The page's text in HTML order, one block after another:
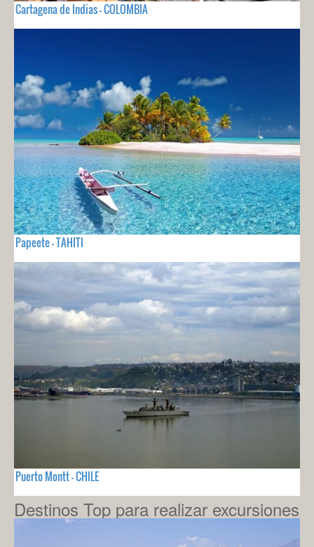
Cartagena de Indias - COLOMBIA
Papeete - TAHITI
Puerto Montt - CHILE
Destinos Top para realizar excursiones